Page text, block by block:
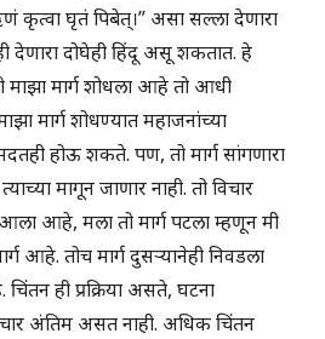
कृत्वा घृतं पिबेत्।” असा सल्ला देणारा
देणारा दोघेही हिंदू असू शकतात. हे
मार्ग शोधला आहे तो आधी
मार्ग शोधण्यात महाजनांच्या
होऊ शकते. पण, तो मार्ग सांगणारा
मागून जाणार नाही. तो विचार
आहे, मला तो मार्ग पटला म्हणून मी
आहे. तोच मार्ग दुसऱ्यानेही निवडला
ही प्रक्रिया असते, घटना
अंतिम असत नाही. अधिक चिंतन